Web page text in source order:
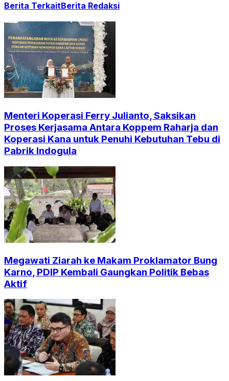
Berita TerkaitBerita Redaksi
Menteri Koperasi Ferry Julianto, Saksikan
Proses Kerjasama Antara Koppem Raharja dan
Koperasi Kana untuk Penuhi Kebutuhan Tebu di
Pabrik Indogula
Megawati Ziarah ke Makam Proklamator Bung
Karno, PDIP Kembali Gaungkan Politik Bebas
Aktif